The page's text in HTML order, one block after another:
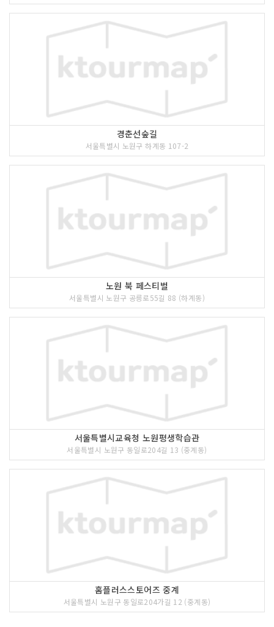
경춘선숲길
서울특별시 노원구 하계동 107-2
노원 북 페스티벌
서울특별시 노원구 공릉로55길 88 (하계동)
서울특별시교육청 노원평생학습관
서울특별시 노원구 동일로204길 13 (중계동)
홈플러스스토어즈 중계
서울특별시 노원구 동일로204가길 12 (중계동)